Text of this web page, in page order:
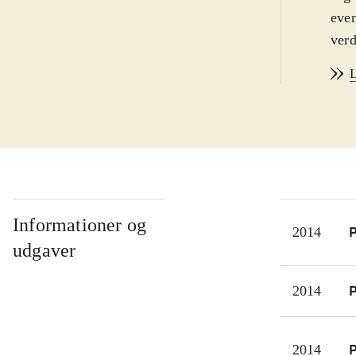
at
Informationer og
udgaver
2014
2014
2014